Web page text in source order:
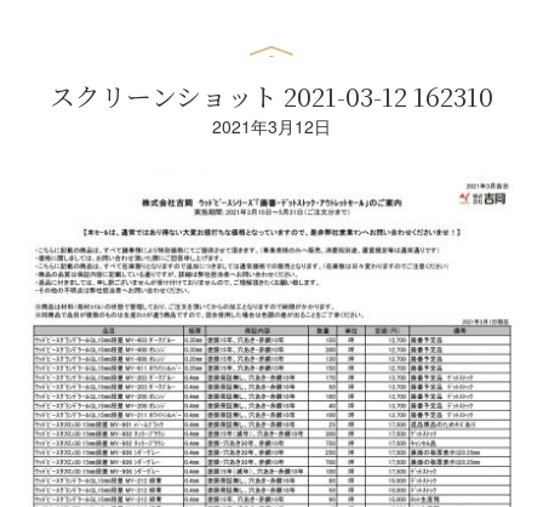
スクリーンショット 2021-03-12 162310
2021年3月12日